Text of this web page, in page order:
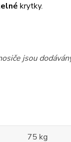
krytky.
jsou
75 kg